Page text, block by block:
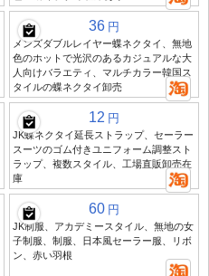
36 円
メンズダブルレイヤー蝶ネクタイ、無地
色のホットで光沢のあるカジュアルな大
人向けバラエティ、マルチカラー韓国ス
タイルの蝶ネクタイ卸売
12 円
JK蝶ネクタイ延長ストラップ、セーラー
スーツのゴム付きユニフォーム調整スト
ラップ、複数スタイル、工場直販卸売在
庫
60 円
JK制服、アカデミースタイル、無地の女
子制服、制服、日本風セーラー服、リボ
ン、赤い羽根